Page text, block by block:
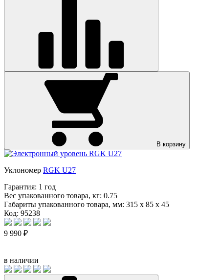
В корзину
Уклономер RGK U27
Гарантия: 1 год
Вес упакованного товара, кг: 0.75
Габариты упакованного товара, мм: 315 x 85 x 45
Код: 95238
9 990 ₽
в наличии